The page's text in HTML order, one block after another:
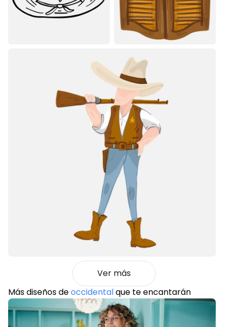
Ver más
Más diseños deoccidentalque te encantarán